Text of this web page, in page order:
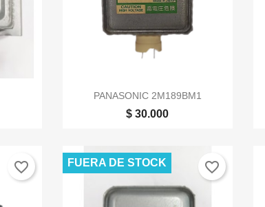
Vista rápida
PANASONIC 2M189BM1
$ 30.000
favorite_border FUERA DE STOCK favorite_border